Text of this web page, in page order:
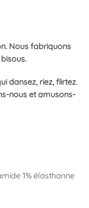
Nous fabriquons
dansez, riez, flirtez.
nous et amusons-
1% élasthanne